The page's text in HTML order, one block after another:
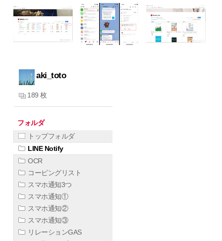
aki_toto
189 枚
フォルダ
トップフォルダ
LINE Notify
OCR
コーピングリスト
スマホ通知3つ
スマホ通知①
スマホ通知②
スマホ通知③
リレーションGAS